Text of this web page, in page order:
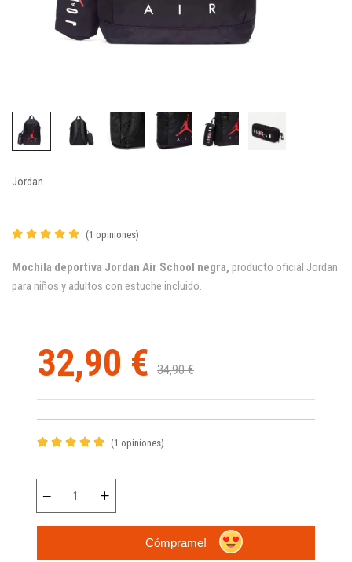
Jordan
(1 opiniones)
Mochila deportiva Jordan Air School negra, producto oficial Jordan
para niños y adultos con estuche incluido.
32,90 € 34,90 €
(1 opiniones)
Cómprame!